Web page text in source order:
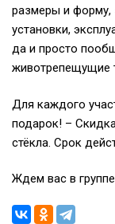
размеры и
установки,
да и просто
животрепещущие
Для каждого
подарок! –
стёкла. Срок
Ждем вас в